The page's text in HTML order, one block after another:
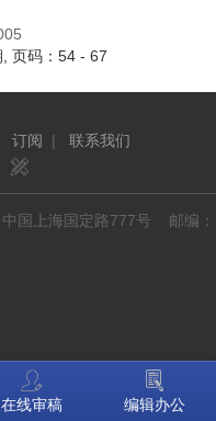
, 页码：54 - 67
订阅 | 联系我们
国上海国定路777号 邮编：
在线审稿 编辑办公